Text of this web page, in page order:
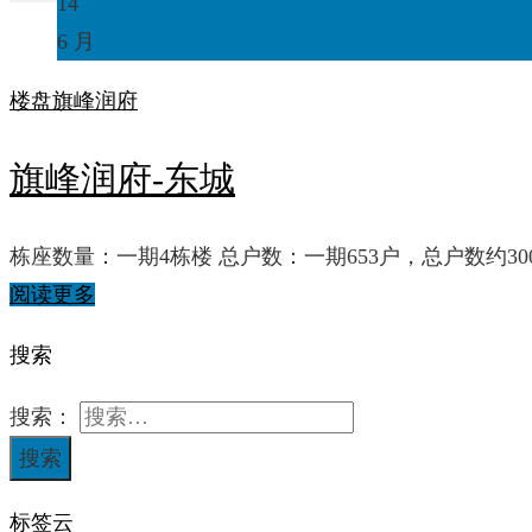
6 月
楼盘旗峰润府
旗峰润府-东城
栋座数量：一期4栋楼 总户数：一期653户，总户数约
阅读更多
搜索
搜索：
标签云